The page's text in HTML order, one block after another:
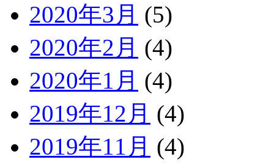
2020年3月 (5)
2020年2月 (4)
2020年1月 (4)
2019年12月 (4)
2019年11月 (4)